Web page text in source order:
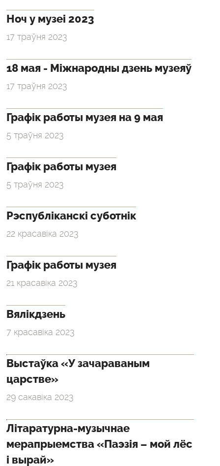
Ноч у музеі 2023
17 траўня 2023
18 мая - Міжнародны дзень музеяў
17 траўня 2023
Графік работы музея на 9 мая
5 траўня 2023
Графік работы музея
5 траўня 2023
Рэспубліканскі суботнік
22 красавіка 2023
Графік работы музея
21 красавіка 2023
Вялікдзень
7 красавіка 2023
Выстаўка «У зачараваным
царстве»
29 сакавіка 2023
Літаратурна-музычнае
мерапрыемства «Паэзія – мой лёс
і вырай»